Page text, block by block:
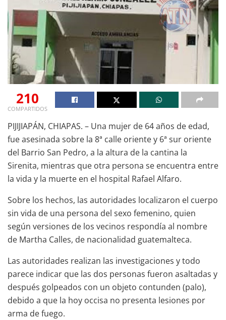
210
COMPARTIDOS
PIJIJIAPÁN, CHIAPAS. – Una mujer de 64 años de edad,
fue asesinada sobre la 8ª calle oriente y 6ª sur oriente
del Barrio San Pedro, a la altura de la cantina la
Sirenita, mientras que otra persona se encuentra entre
la vida y la muerte en el hospital Rafael Alfaro.
Sobre los hechos, las autoridades localizaron el cuerpo
sin vida de una persona del sexo femenino, quien
según versiones de los vecinos respondía al nombre
de Martha Calles, de nacionalidad guatemalteca.
Las autoridades realizan las investigaciones y todo
parece indicar que las dos personas fueron asaltadas y
después golpeados con un objeto contunden (palo),
debido a que la hoy occisa no presenta lesiones por
arma de fuego.